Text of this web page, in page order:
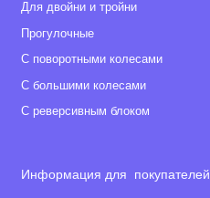
Для двойни и тройни
Прогулочные
С поворотными колесами
С большими колесами
С реверсивным блоком
Информация для покупателей